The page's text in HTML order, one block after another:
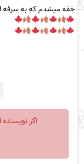
خفه میشدم که به سرفه
اگر